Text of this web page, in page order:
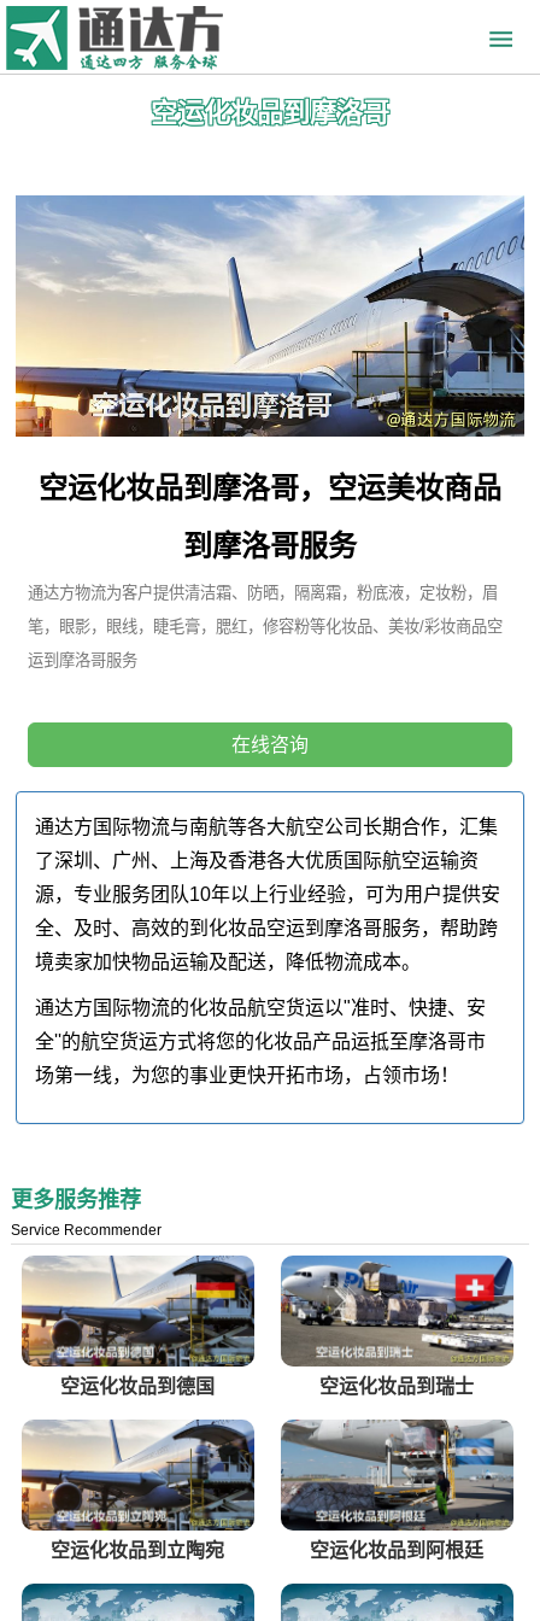
空运化妆品到摩洛哥
空运化妆品到摩洛哥，空运美妆商品
到摩洛哥服务
通达方物流为客户提供清洁霜、防晒，隔离霜，粉底液，定妆粉，眉
笔，眼影，眼线，睫毛膏，腮红，修容粉等化妆品、美妆/彩妆商品空
运到摩洛哥服务
在线咨询
通达方国际物流与南航等各大航空公司长期合作，汇集
了深圳、广州、上海及香港各大优质国际航空运输资
源，专业服务团队10年以上行业经验，可为用户提供安
全、及时、高效的到化妆品空运到摩洛哥服务，帮助跨
境卖家加快物品运输及配送，降低物流成本。
通达方国际物流的化妆品航空货运以"准时、快捷、安
全''的航空货运方式将您的化妆品产品运抵至摩洛哥市
场第一线，为您的事业更快开拓市场，占领市场！
更多服务推荐
Service Recommender
空运化妆品到德国 空运化妆品到瑞士
空运化妆品到立陶宛 空运化妆品到阿根廷